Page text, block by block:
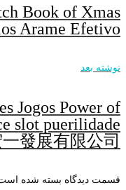
Book of Xmas
Arame Efetivo
نوشته بعد
Jogos Power of
slot puerilidade
一發展有限公司
قسمت دیدگاه بسته شده